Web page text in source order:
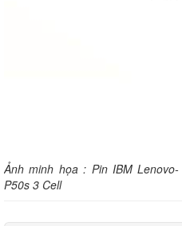
Ảnh minh họa : Pin IBM
P50s 3 Cell